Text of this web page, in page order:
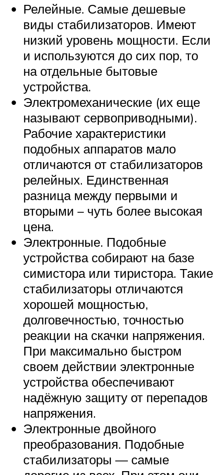
Релейные. Самые дешевые
виды стабилизаторов. Имеют
низкий уровень мощности. Если
и используются до сих пор, то
на отдельные бытовые
устройства.
Электромеханические (их еще
называют сервоприводными).
Рабочие характеристики
подобных аппаратов мало
отличаются от стабилизаторов
релейных. Единственная
разница между первыми и
вторыми – чуть более высокая
цена.
Электронные. Подобные
устройства собирают на базе
симистора или тиристора. Такие
стабилизаторы отличаются
хорошей мощностью,
долговечностью, точностью
реакции на скачки напряжения.
При максимально быстром
своем действии электронные
устройства обеспечивают
надёжную защиту от перепадов
напряжения.
Электронные двойного
преобразования. Подобные
стабилизаторы — самые